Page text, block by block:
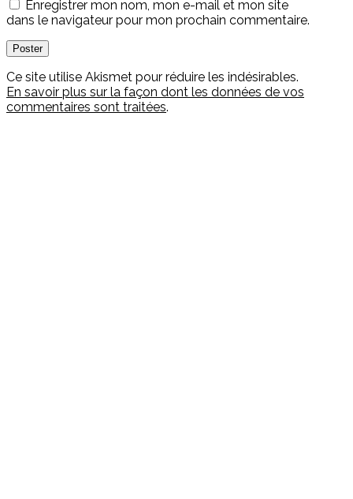
Enregistrer mon nom, mon e-mail et mon site
dans le navigateur pour mon prochain commentaire.
Ce site utilise Akismet pour réduire les indésirables.
En savoir plus sur la façon dont les données de vos
commentaires sont traitées.